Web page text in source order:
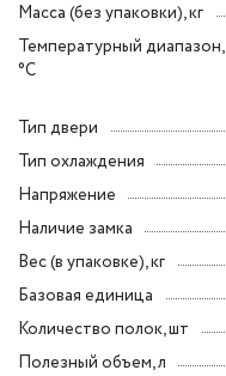
Масса (без упаковки), кг
Температурный диапазон,
°C
Тип двери
Тип охлаждения
Напряжение
Наличие замка
Вес (в упаковке), кг
Базовая единица
Количество полок, шт
Полезный объем, л